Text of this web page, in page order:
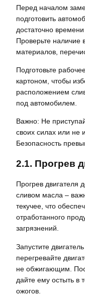
Перед началом
подготовить
достаточно времени
Проверьте наличие
материалов,
Подготовьте
картоном, чтобы
расположением
под автомобилем.
Важно: Не
своих силах или не
Безопасность
2.1. Прогрев
Прогрев двигателя
сливом масла –
текучее, что
отработанного
загрязнений.
Запустите
перегревайте
не обжигающим.
дайте ему остыть в
ожогов.